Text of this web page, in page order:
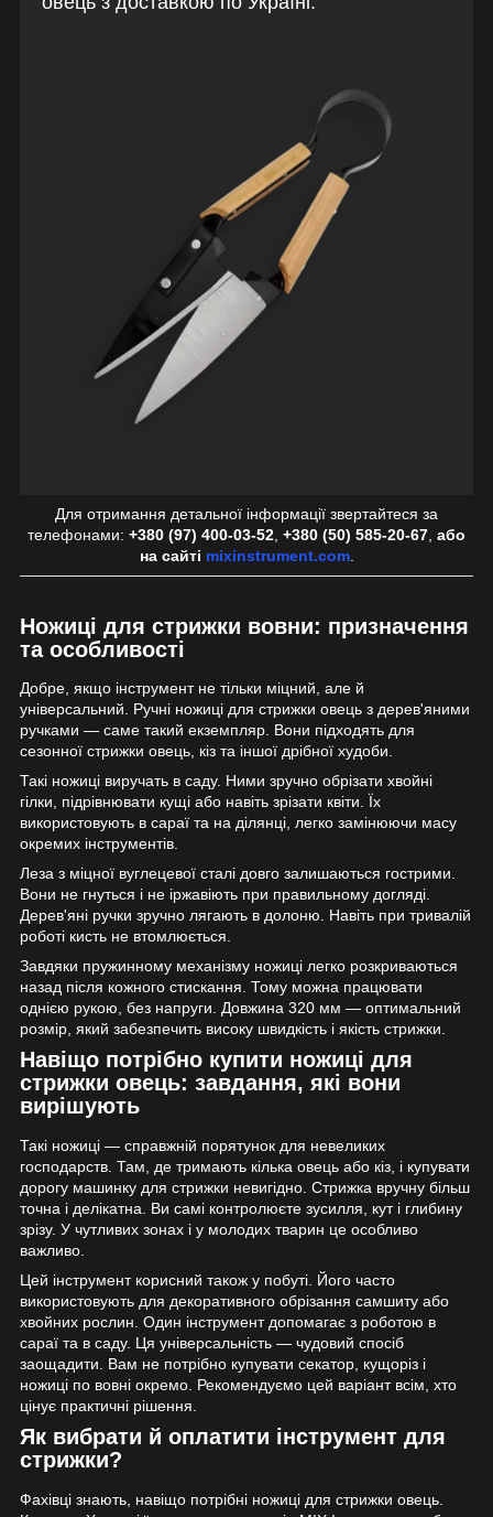
Для отримання детальної інформації звертайтеся за
телефонами: +380 (97) 400-03-52 +380 (50) 585-20-67 або
на сайті mixinstrument.com.
Ножиці для стрижки вовни: призначення
та особливості
Добре, якщо інструмент не тільки міцний, але й
універсальний. Ручні ножиці для стрижки овець з дерев'яними
ручками — саме такий екземпляр. Вони підходять для
сезонної стрижки овець, кіз та іншої дрібної худоби.
Такі ножиці виручать в саду. Ними зручно обрізати хвойні
гілки, підрівнювати кущі або навіть зрізати квіти. Їх
використовують в сараї та на ділянці, легко замінюючи масу
окремих інструментів.
Леза з міцної вуглецевої сталі довго залишаються гострими.
Вони не гнуться і не іржавіють при правильному догляді.
Дерев'яні ручки зручно лягають в долоню. Навіть при тривалій
роботі кисть не втомлюється.
Завдяки пружинному механізму ножиці легко розкриваються
назад після кожного стискання. Тому можна працювати
однією рукою, без напруги. Довжина 320 мм — оптимальний
розмір, який забезпечить високу швидкість і якість стрижки.
Навіщо потрібно купити ножиці для
стрижки овець: завдання, які вони
вирішують
Такі ножиці — справжній порятунок для невеликих
господарств. Там, де тримають кілька овець або кіз, і купувати
дорогу машинку для стрижки невигідно. Стрижка вручну більш
точна і делікатна. Ви самі контролюєте зусилля, кут і глибину
зрізу. У чутливих зонах і у молодих тварин це особливо
важливо.
Цей інструмент корисний також у побуті. Його часто
використовують для декоративного обрізання самшиту або
хвойних рослин. Один інструмент допомагає з роботою в
сараї та в саду. Ця універсальність — чудовий спосіб
заощадити. Вам не потрібно купувати секатор, кущоріз і
ножиці по вовні окремо. Рекомендуємо цей варіант всім, хто
цінує практичні рішення.
Як вибрати й оплатити інструмент для
стрижки?
Фахівці знають, навіщо потрібні ножиці для стрижки овець.